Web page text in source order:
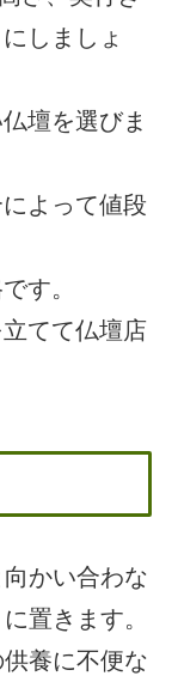
しましょ
壇を選びま
よって値段
す。
てて仏壇店
かい合わな
置きます。
供養に不便な